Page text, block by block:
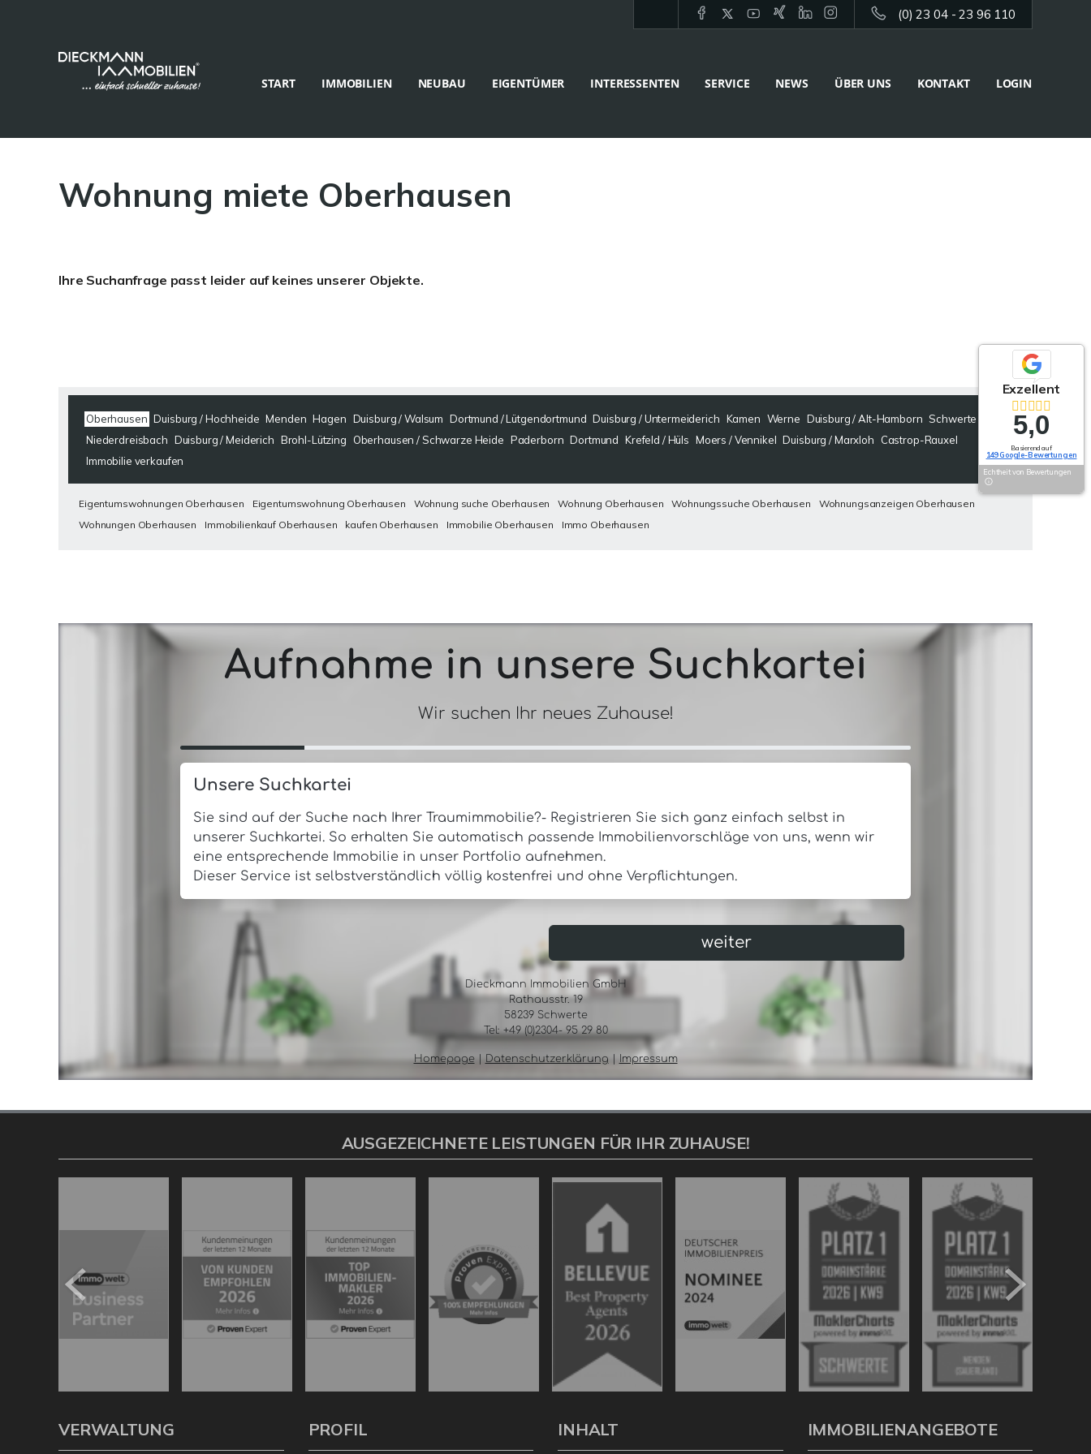
(0) 23 04 - 23 96 110
START IMMOBILIEN NEUBAU EIGENTÜMER INTERESSENTEN SERVICE NEWS ÜBER UNS KONTAKT LOGIN
Wohnung miete Oberhausen
Ihre Suchanfrage passt leider auf keines unserer Objekte.
Oberhausen Duisburg / Hochheide Menden Hagen Duisburg / Walsum Dortmund / Lütgendortmund Duisburg / Untermeiderich Kamen Werne Duisburg / Alt-Hamborn Schwerte
Niederdreisbach Duisburg / Meiderich Brohl-Lützing Oberhausen / Schwarze Heide Paderborn Dortmund Krefeld / Hüls Moers / Vennikel Duisburg / Marxloh
Castrop-Rauxel
Immobilie verkaufen
Eigentumswohnungen Oberhausen Eigentumswohnung Oberhausen Wohnung suche Oberhausen Wohnung Oberhausen Wohnungssuche Oberhausen
Wohnungsanzeigen Oberhausen
Wohnungen Oberhausen
Immobilienkauf Oberhausen kaufen Oberhausen Immobilie Oberhausen Immo Oberhausen
Exzellent
5,0
Basierend auf
149 Google-Bewertungen
Echtheit von Bewertungen
AUSGEZEICHNETE LEISTUNGEN FÜR IHR ZUHAUSE!
VERWALTUNG PROFIL INHALT IMMOBILIENANGEBOTE